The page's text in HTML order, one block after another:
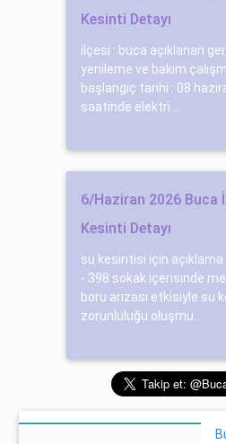
Kesinti Detayı
ilçesi : buca açıklanan
yenileme ve bakım
başlangıç tarihi : 08
saatinde elektri...
6/Haziran 2026 Buca
Kesinti Detayı
su kesintisi için açıklama
- 398 sokak içerisinde
boru arızası etkisiyle su
zorunluluğu oluşmu...